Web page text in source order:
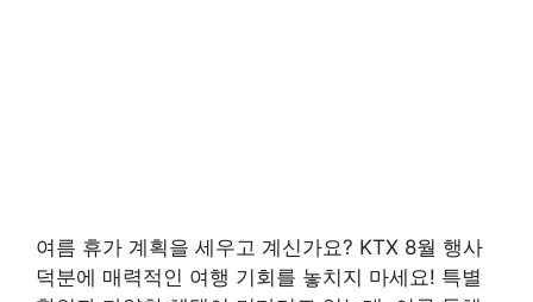
여름 휴가 계획을 세우고 계신가요? KTX 8월 행사
덕분에 매력적인 여행 기회를 놓치지 마세요! 특별